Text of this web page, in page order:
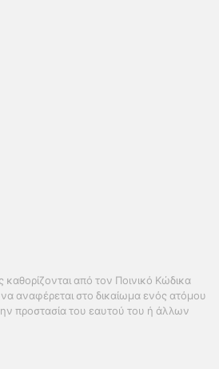
καθορίζονται από τον Ποινικό Κώδικα
αναφέρεται στο δικαίωμα ενός ατόμου
προστασία του εαυτού του ή άλλων